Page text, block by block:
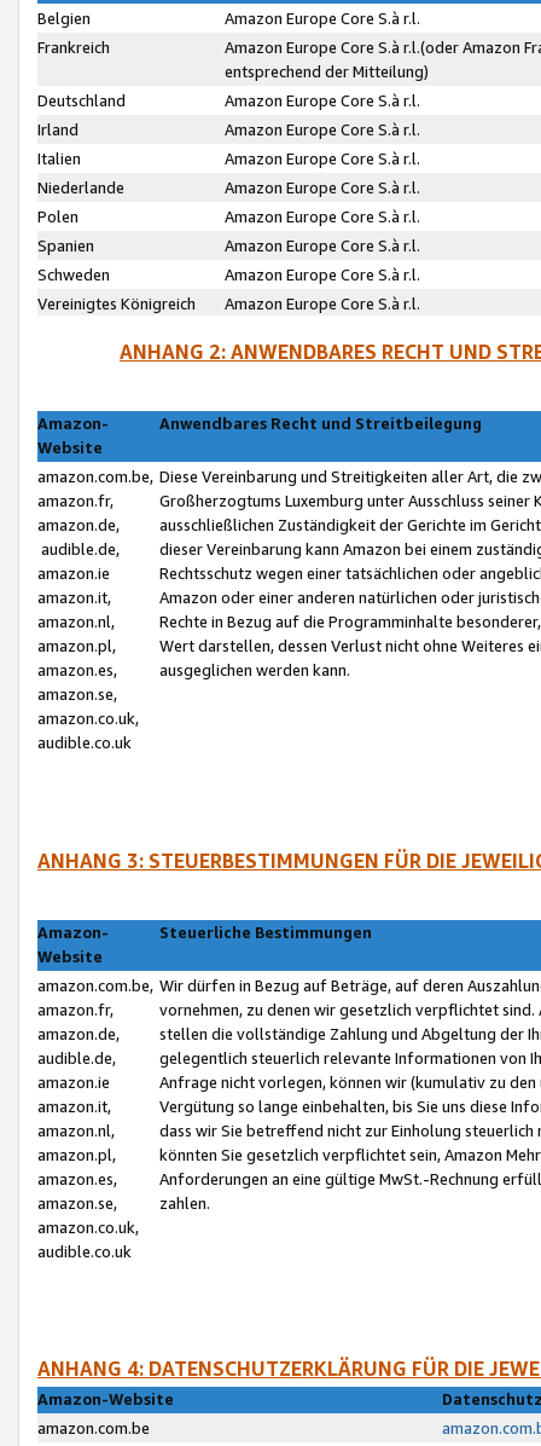
Belgien
Amazon Europe Core S.à r.l.
Frankreich
Amazon Europe Core S.à r.l.(oder Amazon
entsprechend der Mitteilung)
Deutschland
Amazon Europe Core S.à r.l.
Irland
Amazon Europe Core S.à r.l.
Italien
Amazon Europe Core S.à r.l.
Niederlande
Amazon Europe Core S.à r.l.
Polen
Amazon Europe Core S.à r.l.
Spanien
Amazon Europe Core S.à r.l.
Schweden
Amazon Europe Core S.à r.l.
Vereinigtes Königreich
Amazon Europe Core S.à r.l.
ANHANG 2: ANWENDBARES RECHT UND
Amazon-
Website
Anwendbares Recht und Streitbeilegung
amazon.com.be,
amazon.fr,
amazon.de,
audible.de,
amazon.ie
amazon.it,
amazon.nl,
amazon.pl,
amazon.es,
amazon.se,
amazon.co.uk,
audible.co.uk
Diese Vereinbarung und Streitigkeiten aller Art, die
Großherzogtums Luxemburg unter Ausschluss
ausschließlichen Zuständigkeit der Gerichte im
dieser Vereinbarung kann Amazon bei einem
Rechtsschutz wegen einer tatsächlichen oder
Amazon oder einer anderen natürlichen oder
Rechte in Bezug auf die Programminhalte
Wert darstellen, dessen Verlust nicht ohne Weiteres
ausgeglichen werden kann.
ANHANG 3: STEUERBESTIMMUNGEN FÜR DIE
Amazon-
Website
Steuerliche Bestimmungen
amazon.com.be,
amazon.fr,
amazon.de,
audible.de,
amazon.ie
amazon.it,
amazon.nl,
amazon.pl,
amazon.es,
amazon.se,
amazon.co.uk,
audible.co.uk
Wir dürfen in Bezug auf Beträge, auf deren
vornehmen, zu denen wir gesetzlich verpflichtet
stellen die vollständige Zahlung und Abgeltung der
gelegentlich steuerlich relevante Informationen von
Anfrage nicht vorlegen, können wir (kumulativ zu
Vergütung so lange einbehalten, bis Sie uns diese
dass wir Sie betreffend nicht zur Einholung
könnten Sie gesetzlich verpflichtet sein, Amazon
Anforderungen an eine gültige MwSt.-Rechnung
zahlen.
ANHANG 4: DATENSCHUTZERKLÄRUNG FÜR DIE
Amazon-Website
amazon.com.be